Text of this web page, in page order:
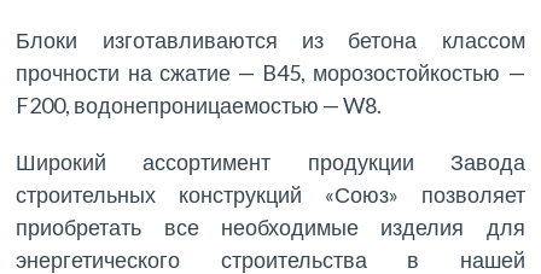
Блоки изготавливаются из бетона классом
прочности на сжатие — B45, морозостойкостью —
F200, водонепроницаемостью — W8.
Широкий ассортимент продукции Завода
строительных конструкций «Союз» позволяет
приобретать все необходимые изделия для
энергетического строительства в нашей